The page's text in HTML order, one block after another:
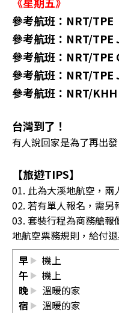
參考航班：NRT/TPE
參考航班：NRT/
參考航班：NRT/
參考航班：NRT/
參考航班：NRT/
台灣到了！
有人說回家是為了再出
【旅遊TIPS】
01. 此為大溪地航空，兩
02. 若有單人報名，需另
03. 套裝行程為商務艙
地航空票務規則，給付
早
機上
午
機上
晚
溫暖的家
宿
溫暖的家